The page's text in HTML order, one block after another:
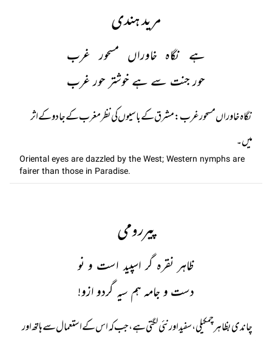
مرید ہندی
ہے نگاہ خاوراں مسحور غرب
حور جنت سے ہے خوشتر حور غرب
نگاہ خاوراں مسحور غرب : مشرق کے باسیوں کی نظر مغرب کے جادو کے اثر
میں۔
Oriental eyes are dazzled by the West; Western nymphs are
fairer than those in Paradise.
پیررومی
ظاہر نقرہ گر اسپید است و نو
دست و جامہ ہم سیہ گردو ازو!
چاندی بظاہر چمکیلی، سفید اور نئی لگتی ہے ، جب کہ اس کے استعمال سے ہاتھ اور